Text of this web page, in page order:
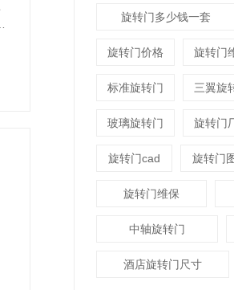
旋转门多少钱一套
旋转门价格 旋转门
标准旋转门 三翼旋
玻璃旋转门 旋转门
旋转门cad 旋转门
旋转门维保
中轴旋转门
酒店旋转门尺寸